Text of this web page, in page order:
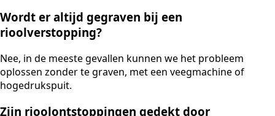
Wordt er altijd gegraven bij een
rioolverstopping?
Nee, in de meeste gevallen kunnen we het probleem
oplossen zonder te graven, met een veegmachine of
hogedrukspuit.
Zijn rioolontstoppingen gedekt door